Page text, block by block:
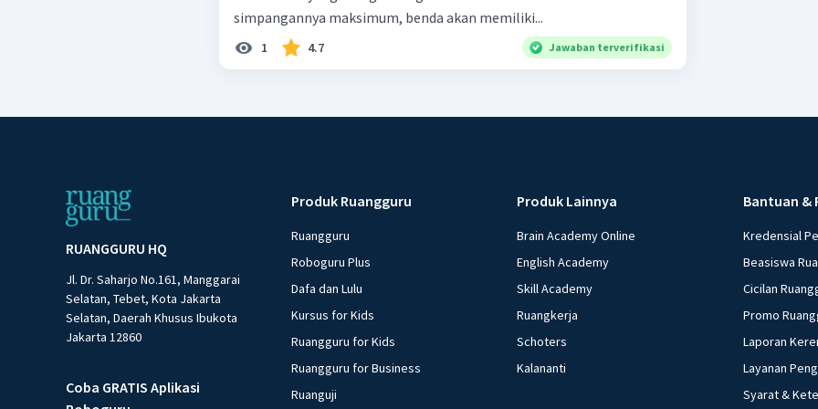
simpangannya maksimum, benda akan memiliki...
1 4.7 Jawaban terverifikasi
RUANGGURU HQ
Jl. Dr. Saharjo No.161, Manggarai
Selatan, Tebet, Kota Jakarta
Selatan, Daerah Khusus Ibukota
Jakarta 12860
Coba GRATIS Aplikasi
Produk Ruangguru
Ruangguru
Roboguru Plus
Dafa dan Lulu
Kursus for Kids
Ruangguru for Kids
Ruangguru for Business
Ruanguji
Produk Lainnya
Brain Academy Online
English Academy
Skill Academy
Ruangkerja
Schoters
Kalananti
Bantuan &
Kredensial
Beasiswa
Cicilan
Promo
Laporan
Layanan
Syarat &